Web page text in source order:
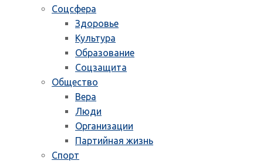
Соцсфера
Здоровье
Культура
Образование
Соцзащита
Общество
Вера
Люди
Организации
Партийная жизнь
Спорт